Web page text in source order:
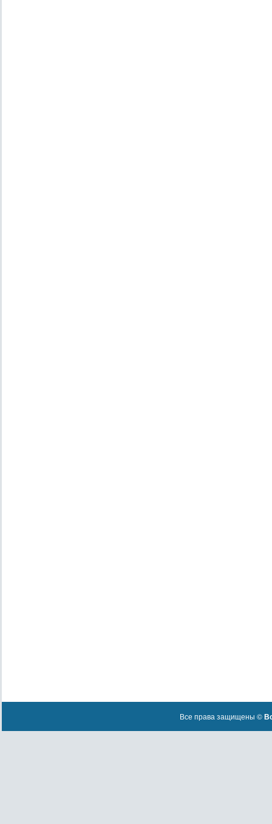
Все права защищены ©